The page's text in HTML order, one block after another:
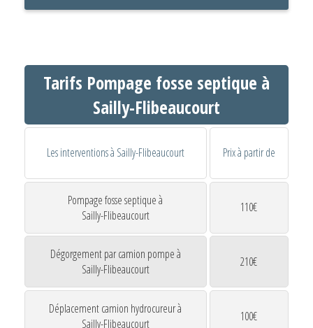
Tarifs Pompage fosse septique à
Sailly-Flibeaucourt
Les interventions à Sailly-Flibeaucourt Prix à partir de
Pompage fosse septique à
Sailly-Flibeaucourt
110€
Dégorgement par camion pompe à
Sailly-Flibeaucourt
210€
Déplacement camion hydrocureur à
Sailly-Flibeaucourt
100€